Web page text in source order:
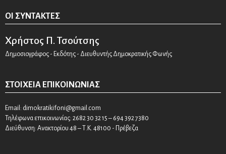
ΟΙ ΣΥΝΤΆΚΤΕΣ
Χρήστος Π. Τσούτσης
Δημοσιογράφος - Εκδότης - Διευθυντής Δημοκρατικής Φωνής
ΣΤΟΙΧΕΊΑ ΕΠΙΚΟΙΝΩΝΊΑΣ
Email: dimokratikifoni@gmail.com
Τηλέφωνα επικοινωνίας: 2682 30 32 15 – 694 392 7380
Διεύθυνση: Ανακτορίου 48 – Τ.Κ. 48100 - Πρέβεζα